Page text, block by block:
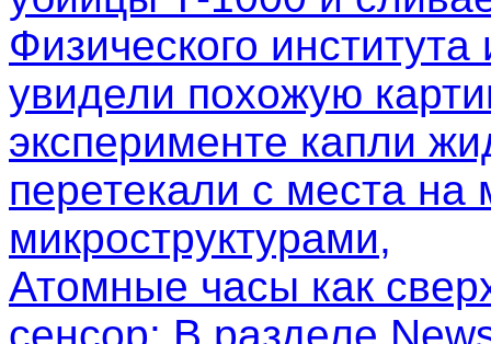
Физического
увидели похожую
эксперименте капли
перетекали с места на
микроструктурами,
Атомные часы как